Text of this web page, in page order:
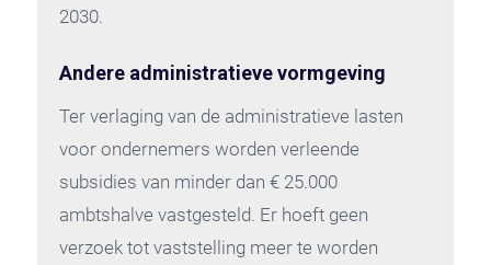
2030.
Andere administratieve vormgeving
Ter verlaging van de administratieve lasten
voor ondernemers worden verleende
subsidies van minder dan € 25.000
ambtshalve vastgesteld. Er hoeft geen
verzoek tot vaststelling meer te worden